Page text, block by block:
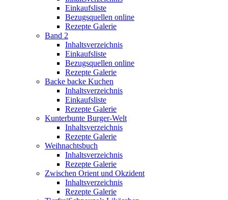
Einkaufsliste
Bezugsquellen online
Rezepte Galerie
Band 2
Inhaltsverzeichnis
Einkaufsliste
Bezugsquellen online
Rezepte Galerie
Backe backe Kuchen
Inhaltsverzeichnis
Einkaufsliste
Rezepte Galerie
Kunterbunte Burger-Welt
Inhaltsverzeichnis
Rezepte Galerie
Weihnachtsbuch
Inhaltsverzeichnis
Rezepte Galerie
Zwischen Orient und Okzident
Inhaltsverzeichnis
Rezepte Galerie